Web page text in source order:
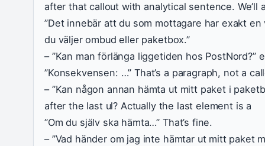
after that callout with analytical sentence. We’ll
”Det innebär att du som mottagare har exakt
du väljer ombud eller paketbox.”
– ”Kan man förlänga liggetiden hos PostNord?”
”Konsekvensen: …” That’s a paragraph, not a
– ”Kan någon annan hämta ut mitt paket i
after the last ul? Actually the last element is a
”Om du själv ska hämta…” That’s fine.
– ”Vad händer om jag inte hämtar ut mitt paket